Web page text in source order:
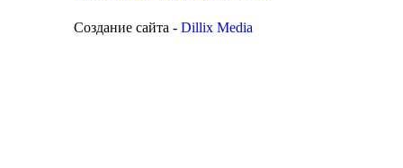
Создание сайта - Dillix Media